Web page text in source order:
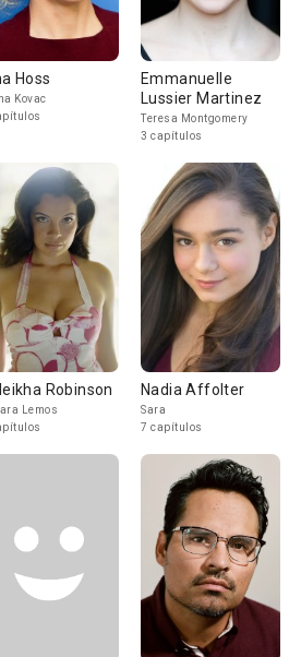
Hoss
Kovac
Emmanuelle
Lussier Martinez
Teresa Montgomery
3 capítulos
Robinson
Lemos
Nadia Affolter
Sara
7 capítulos